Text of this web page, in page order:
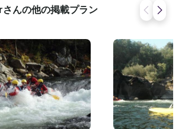
んの他の掲載プラン